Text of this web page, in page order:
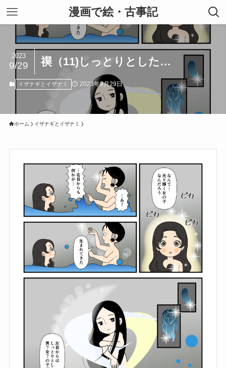
漫画で絵・古事記
禊（11)しっとりとした…
2023
9/29
イザナギとイザナミ 2023年9月29日
ホーム イザナギとイザナミ